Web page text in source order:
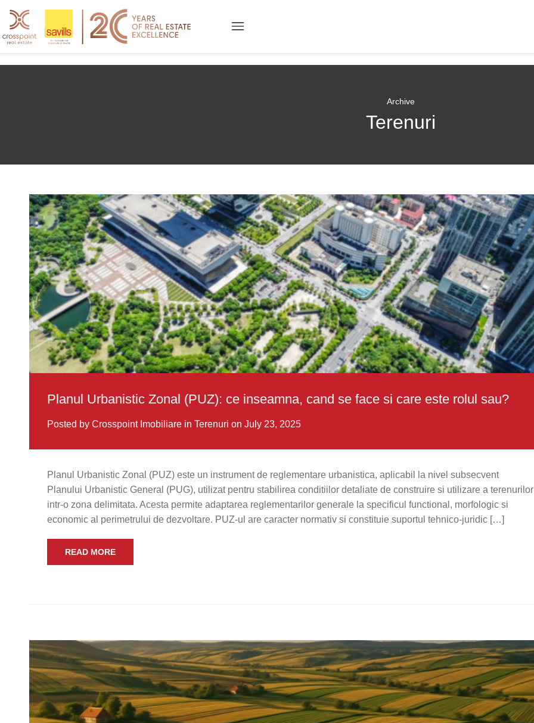
Archive
Terenuri
Planul Urbanistic Zonal (PUZ): ce inseamna, cand se face si care este rolul sau?
Posted by Crosspoint Imobiliare in Terenuri on July 23, 2025
Planul Urbanistic Zonal (PUZ) este un instrument de reglementare urbanistica, aplicabil la nivel subsecvent
Planului Urbanistic General (PUG), utilizat pentru stabilirea conditiilor detaliate de construire si utilizare a terenurilor
intr-o zona delimitata. Acesta permite adaptarea reglementarilor generale la specificul functional, morfologic si
economic al perimetrului de dezvoltare. PUZ-ul are caracter normativ si constituie suportul tehnico-juridic […]
READ MORE